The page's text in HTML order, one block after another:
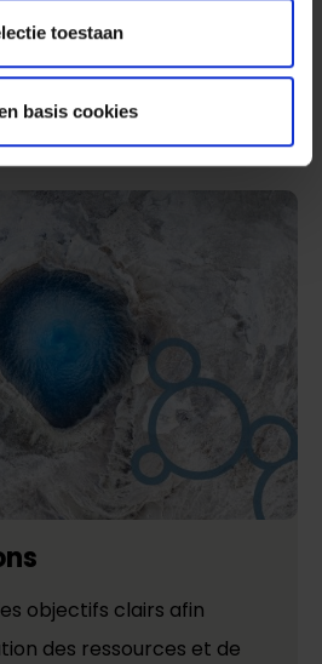
toestaan
basis cookies
objectifs clairs afin
des ressources et de